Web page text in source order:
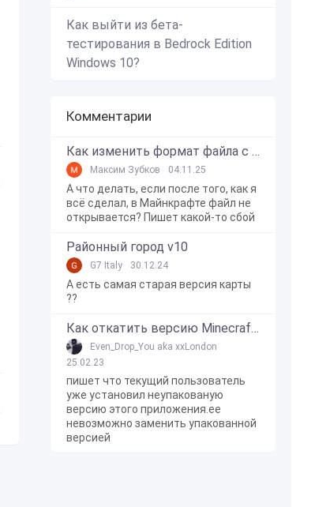
дополнение , интересное
моды ,
Как выйти из бета-
тестирования в Bedrock Edition
Windows 10?
Комментарии
Как изменить формат файла с zip в mcworld?
Максим Зубков 04.11.25
А что делать, если после того, как я
всё сделал, в Майнкрафте файл не
открывается? Пишет какой-то сбой
Районный город v10
G7 Italy 30.12.24
А есть самая старая версия карты
??
Как откатить версию Minecraft Bedrock Edition на Windows 10?
Even_Drop_You aka xxLondon
25.02.23
пишет что текущий пользователь
уже установил неупакованую
версию этого приложения.ее
невозможно заменить упакованной
версией